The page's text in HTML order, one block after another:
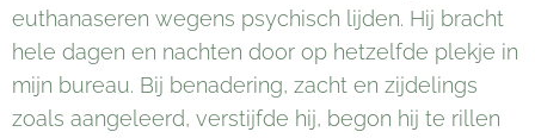
euthanaseren wegens psychisch lijden. Hij bracht
hele dagen en nachten door op hetzelfde plekje in
mijn bureau. Bij benadering, zacht en zijdelings
zoals aangeleerd, verstijfde hij, begon hij te rillen